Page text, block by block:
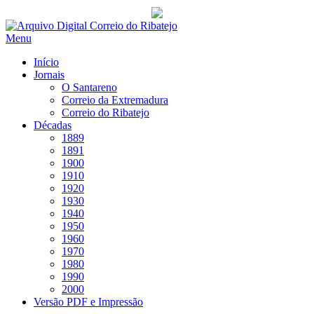
Saltar
para
Menu
Início
Jornais
O Santareno
Correio da Extremadura
Correio do Ribatejo
Décadas
1889
1891
1900
1910
1920
1930
1940
1950
1960
1970
1980
1990
2000
Versão PDF e Impressão